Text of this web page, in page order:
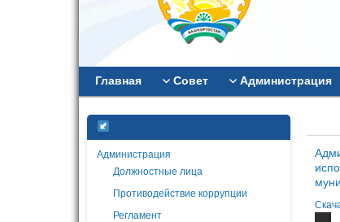
Главная Совет Администрация
Администрация
Должностные лица
Противодействие коррупции
Регламент